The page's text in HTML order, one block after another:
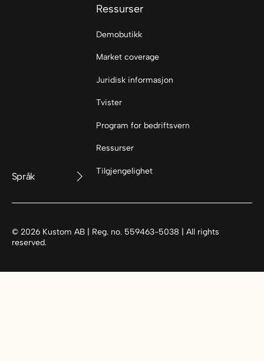
Språk
Ressurser
Demobutikk
Market coverage
Juridisk informasjon
Tvister
Program for bedriftsvern
Ressurser
Tilgjengelighet
© 2026Kustom AB | Reg. no. 559463-5038 | All rights
reserved.